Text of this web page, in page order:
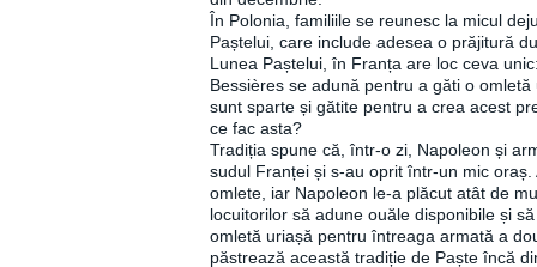
În Polonia, familiile se reunesc la micul
Paștelui, care include adesea o prăjitură
Lunea Paștelui, în Franța are loc ceva
Bessières se adună pentru a găti o
sunt sparte și gătite pentru a crea acest
ce fac asta?
Tradiția spune că, într-o zi, Napoleon și
sudul Franței și s-au oprit într-un mic oraș.
omlete, iar Napoleon le-a plăcut atât de
locuitorilor să adune ouăle disponibile și
omletă uriașă pentru întreaga armată a
păstrează această tradiție de Paște încă